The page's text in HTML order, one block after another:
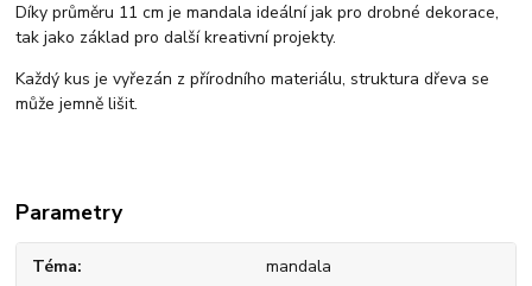
Díky průměru 11 cm je mandala ideální jak pro drobné dekorace,
tak jako základ pro další kreativní projekty.
Každý kus je vyřezán z přírodního materiálu, struktura dřeva se
může jemně lišit.
Parametry
Téma mandala